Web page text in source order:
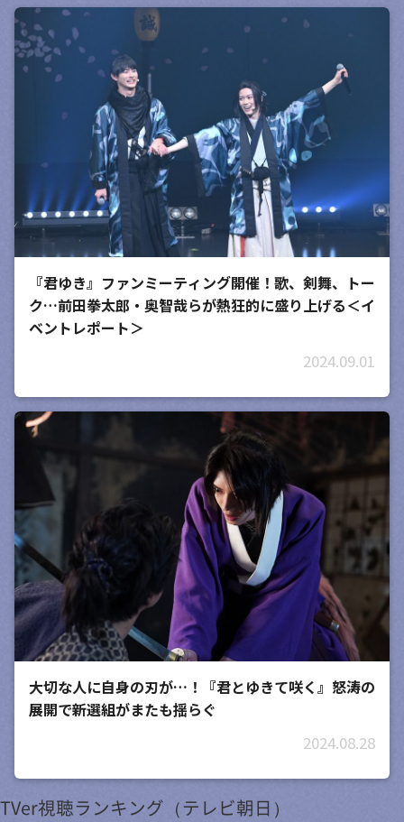
『君ゆき』ファンミーティング開催！歌、剣舞、トー
ク…前田拳太郎・奥智哉らが熱狂的に盛り上げる＜イ
ベントレポート＞
2024.09.01
大切な人に自身の刃が…！『君とゆきて咲く』怒涛の
展開で新選組がまたも揺らぐ
2024.08.28
TVer視聴ランキング（テレビ朝日）